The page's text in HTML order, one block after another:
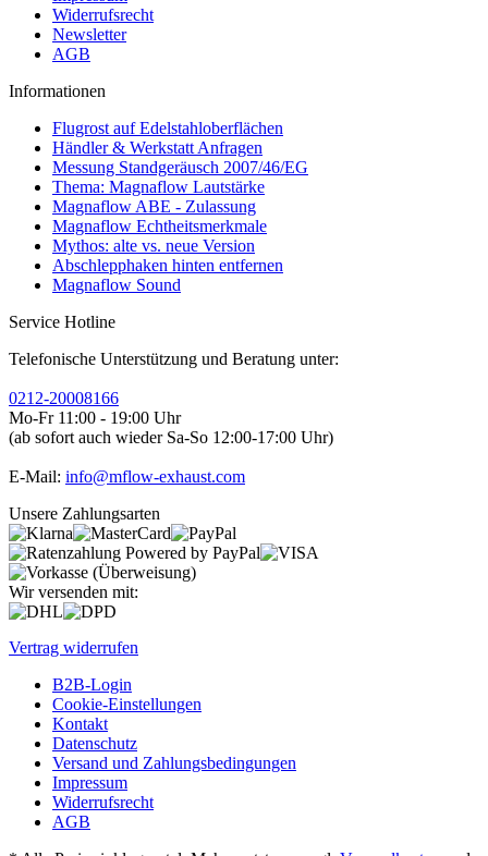
Widerrufsrecht
Newsletter
AGB
Informationen
Flugrost auf Edelstahloberflächen
Händler & Werkstatt Anfragen
Messung Standgeräusch 2007/46/EG
Thema: Magnaflow Lautstärke
Magnaflow ABE - Zulassung
Magnaflow Echtheitsmerkmale
Mythos: alte vs. neue Version
Abschlepphaken hinten entfernen
Magnaflow Sound
Service Hotline
Telefonische Unterstützung und Beratung unter:
0212-20008166
Mo-Fr 11:00 - 19:00 Uhr
(ab sofort auch wieder Sa-So 12:00-17:00 Uhr)
E-Mail: info@mflow-exhaust.com
Unsere Zahlungsarten
Wir versenden mit:
Vertrag widerrufen
B2B-Login
Cookie-Einstellungen
Kontakt
Datenschutz
Versand und Zahlungsbedingungen
Impressum
Widerrufsrecht
AGB